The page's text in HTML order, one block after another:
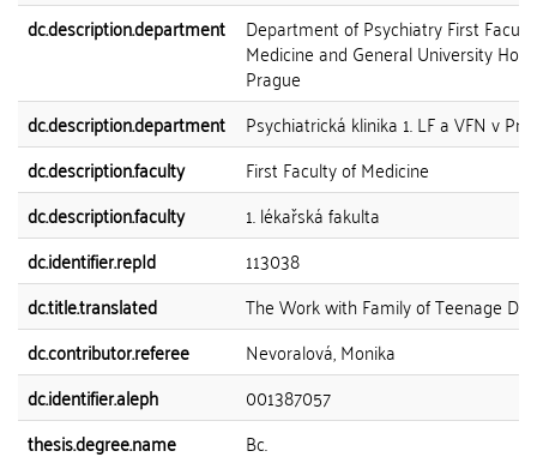
dc.description.department
Department of Psychiatry First
Medicine and General University
Prague
dc.description.department
Psychiatrická klinika 1. LF a VFN v
dc.description.faculty
First Faculty of Medicine
dc.description.faculty
1. lékařská fakulta
dc.identifier.repId
113038
dc.title.translated
The Work with Family of Teenage
dc.contributor.referee
Nevoralová, Monika
dc.identifier.aleph
001387057
thesis.degree.name
Bc.